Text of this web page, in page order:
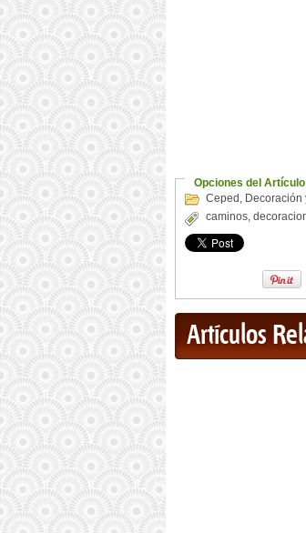
Opciones del Artículo
Ceped , Decoración
caminos,
Artículos